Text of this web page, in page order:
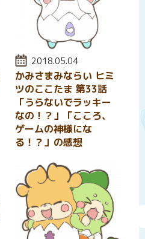
投稿日:
2018.05.04
かみさまみならい ヒミ
ツのここたま 第33話
「うらないでラッキー
なの！？」「こころ、
ゲームの神様にな
る！？」の感想